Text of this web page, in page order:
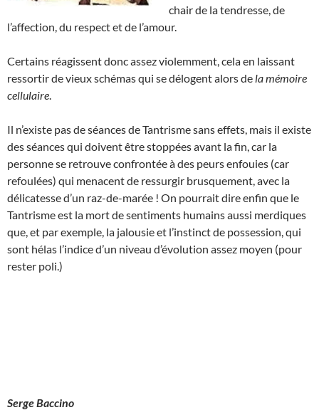
chair de la tendresse, de
l’affection, du respect et de l’amour.
Certains réagissent donc assez violemment, cela en laissant
ressortir de vieux schémas qui se délogent alors de la mémoire
cellulaire
Il n’existe pas de séances de Tantrisme sans effets, mais il existe
des séances qui doivent être stoppées avant la fin, car la
personne se retrouve confrontée à des peurs enfouies (car
refoulées) qui menacent de ressurgir brusquement, avec la
délicatesse d’un raz-de-marée ! On pourrait dire enfin que le
Tantrisme est la mort de sentiments humains aussi merdiques
que, et par exemple, la jalousie et l’instinct de possession, qui
sont hélas l’indice d’un niveau d’évolution assez moyen (pour
rester poli.)
Serge Baccino